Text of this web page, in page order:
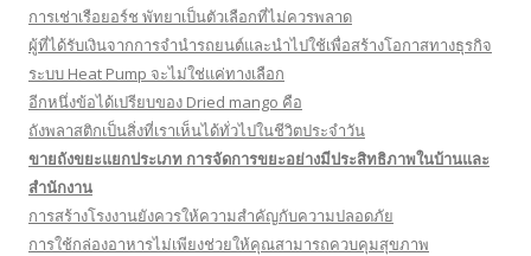
การเช่าเรือยอร์ช พัทยาเป็นตัวเลือกที่ไม่ควรพลาด
ผู้ที่ได้รับเงินจากการจำนำรถยนต์และนำไปใช้เพื่อสร้างโอกาสทางธุรกิจ
ระบบ Heat Pump จะไม่ใช่แค่ทางเลือก
อีกหนึ่งข้อได้เปรียบของ Dried mango คือ
ถังพลาสติกเป็นสิ่งที่เราเห็นได้ทั่วไปในชีวิตประจำวัน
ขายถังขยะแยกประเภท การจัดการขยะอย่างมีประสิทธิภาพในบ้านและ
สำนักงาน
การสร้างโรงงานยังควรให้ความสำคัญกับความปลอดภัย
การใช้กล่องอาหารไม่เพียงช่วยให้คุณสามารถควบคุมสุขภาพ